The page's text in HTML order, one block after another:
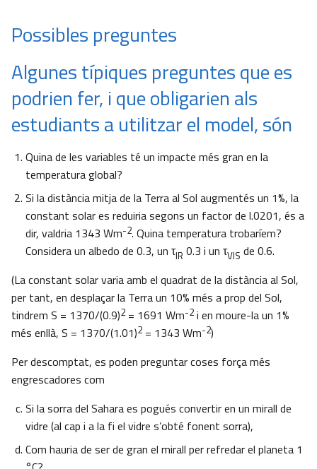
Possibles preguntes
Algunes típiques preguntes que es
podrien fer, i que obligarien als
estudiants a utilitzar el model, són
Quina de les variables té un impacte més gran en la
temperatura global?
Si la distància mitja de la Terra al Sol augmentés un 1%, la
constant solar es reduiria segons un factor de l.0201, és a
dir, valdria 1343 Wm-2. Quina temperatura trobaríem?
Considera un albedo de 0.3, un τIR 0.3 i un τVIS de 0.6.
(La constant solar varia amb el quadrat de la distància al Sol,
per tant, en desplaçar la Terra un 10% més a prop del Sol,
tindrem S = 1370/(0.9)2= 1691 Wm-2i en moure-la un 1%
més enllà, S = 1370/(1.01)2= 1343 Wm-2)
Per descomptat, es poden preguntar coses força més
engrescadores com
Si la sorra del Sahara es pogués convertir en un mirall de
vidre (al cap i a la fi el vidre s’obté fonent sorra),
Com hauria de ser de gran el mirall per refredar el planeta 1